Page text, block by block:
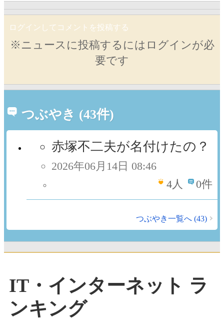
ログインしてコメントを投稿する
※ニュースに投稿するにはログインが必
要です
つぶやき (43件)
赤塚不二夫が名付けたの？
2026年06月14日 08:46
4 人 0件
つぶやき一覧へ (43)
IT・インターネット ラ
ンキング